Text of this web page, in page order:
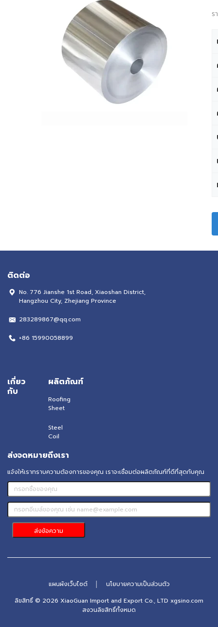
ร
ติดต่อ
No. 776 Jianshe 1st Road, Xiaoshan District,
Hangzhou City, Zhejiang Province
283289867@qq.com
+86 15990058899
เกี่ยว
กับ
ผลิตภัณฑ์
Roofing
Sheet
Steel
Coil
ส่งจดหมายถึงเรา
แจ้งให้เราทราบความต้องการของคุณ เราจะเชื่อมต่อผลิตภัณฑ์ที่ดีที่สุดกับคุณ
แผนผังเว็บไซต์
นโยบายความเป็นส่วนตัว
ลิขสิทธิ์ © 2026 XiaoGuan Import and Export Co., LTD xgsino.com
สงวนลิขสิทธิ์ทั้งหมด